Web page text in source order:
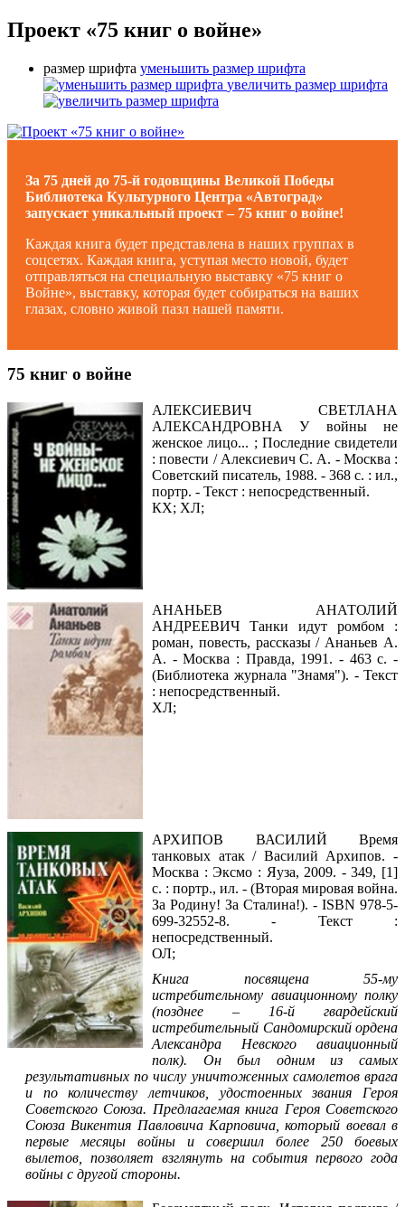
Проект «75 книг о войне»
размер шрифта уменьшить размер шрифта
увеличить размер шрифта
За 75 дней до 75-й годовщины Великой Победы
Библиотека Культурного Центра «Автоград»
запускает уникальный проект – 75 книг о войне!
Каждая книга будет представлена в наших группах в
соцсетях. Каждая книга, уступая место новой, будет
отправляться на специальную выставку «75 книг о
Войне», выставку, которая будет собираться на ваших
глазах, словно живой пазл нашей памяти.
75 книг о войне
АЛЕКСИЕВИЧ СВЕТЛАНА
АЛЕКСАНДРОВНА У войны не
женское лицо... ; Последние свидетели
: повести / Алексиевич С. А. - Москва :
Советский писатель, 1988. - 368 с. : ил.,
портр. - Текст : непосредственный.
КХ; ХЛ;
АНАНЬЕВ АНАТОЛИЙ
АНДРЕЕВИЧ Танки идут ромбом :
роман, повесть, рассказы / Ананьев А.
А. - Москва : Правда, 1991. - 463 с. -
(Библиотека журнала "Знамя"). - Текст
: непосредственный.
ХЛ;
АРХИПОВ ВАСИЛИЙ Время
танковых атак / Василий Архипов. -
Москва : Эксмо : Яуза, 2009. - 349, [1]
с. : портр., ил. - (Вторая мировая война.
За Родину! За Сталина!). - ISBN 978-5-
699-32552-8. - Текст :
непосредственный.
ОЛ;
Книга посвящена 55-му
истребительному авиационному полку
(позднее – 16-й гвардейский
истребительный Сандомирский ордена
Александра Невского авиационный
полк). Он был одним из самых
результативных по числу уничтоженных самолетов врага
и по количеству летчиков, удостоенных звания Героя
Советского Союза. Предлагаемая книга Героя Советского
Союза Викентия Павловича Карповича, который воевал в
первые месяцы войны и совершил более 250 боевых
вылетов, позволяет взглянуть на события первого года
войны с другой стороны.